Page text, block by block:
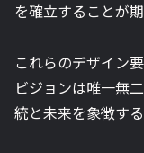
を確立することが期
これらのデザイン
ビジョンは唯一無
統と未来を象徴す